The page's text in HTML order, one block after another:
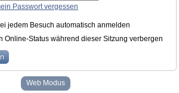
Passwort vergessen
jedem Besuch automatisch anmelden
Online-Status während dieser Sitzung verbergen
Web Modus